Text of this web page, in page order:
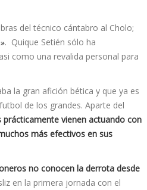
del técnico cántabro al Cholo;
. Quique Setién sólo ha
como una revalida personal para
la gran afición bética y que ya es
de los grandes. Aparte del
prácticamente vienen actuando con
más efectivos en sus
no conocen la derrota desde
en la primera jornada con el